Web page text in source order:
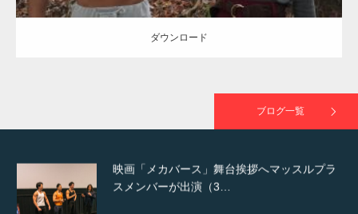
ダウンロード
ブログ一覧
映画「メカバース」舞台挨拶へマッスルプラ
スメンバーが出演（3…